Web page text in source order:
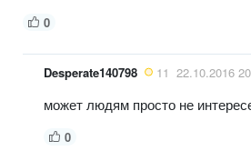
0
Desperate140798 11 22.10.2016
может людям просто не
0